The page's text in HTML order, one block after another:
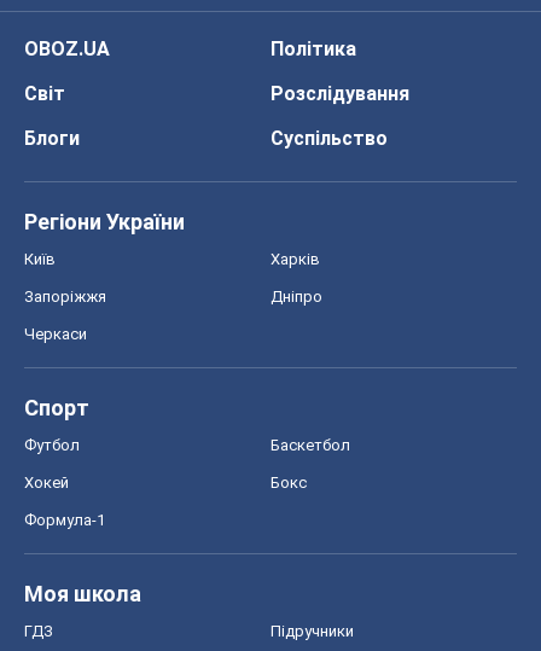
OBOZ.UA
Політика
Світ
Розслідування
Блоги
Суспільство
Регіони України
Київ Харків
Запоріжжя Дніпро
Черкаси
Спорт
Футбол Баскетбол
Хокей Бокс
Формула-1
Моя школа
ГДЗ Підручники